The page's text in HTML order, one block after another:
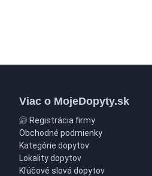
Viac o MojeDopyty.sk
Registrácia firmy
Obchodné podmienky
Kategórie dopytov
Lokality dopytov
Kľúčové slová dopytov